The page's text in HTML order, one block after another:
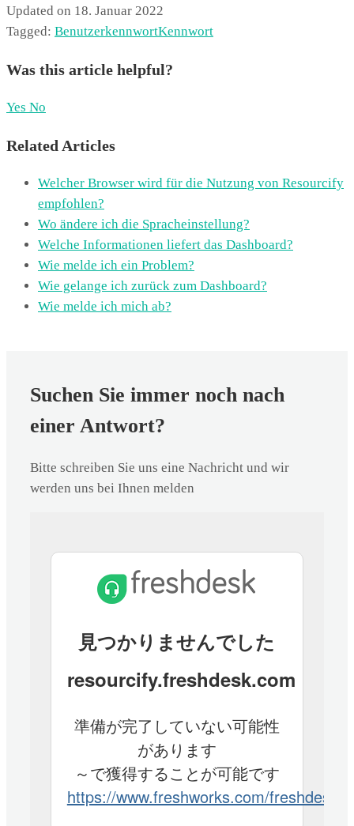
Updated on 18. Januar 2022
Tagged: BenutzerkennwortKennwort
Was this article helpful?
Yes No
Related Articles
Welcher Browser wird für die Nutzung von Resourcify
empfohlen?
Wo ändere ich die Spracheinstellung?
Welche Informationen liefert das Dashboard?
Wie melde ich ein Problem?
Wie gelange ich zurück zum Dashboard?
Wie melde ich mich ab?
Suchen Sie immer noch nach
einer Antwort?
Bitte schreiben Sie uns eine Nachricht und wir
werden uns bei Ihnen melden